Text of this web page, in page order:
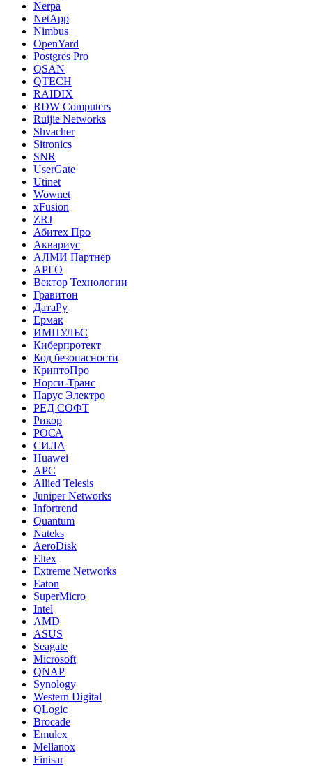
Nerpa
NetApp
Nimbus
OpenYard
Postgres Pro
QSAN
QTECH
RAIDIX
RDW Computers
Ruijie Networks
Shvacher
Sitronics
SNR
UserGate
Utinet
Wownet
xFusion
ZRJ
Абитех Про
Аквариус
АЛМИ Партнер
АРГО
Вектор Технологии
Гравитон
ДатаРу
Ермак
ИМПУЛЬС
Киберпротект
Код безопасности
КриптоПро
Норси-Транс
Парус Электро
РЕД СОФТ
Рикор
РОСА
СИЛА
Huawei
APC
Allied Telesis
Juniper Networks
Infortrend
Quantum
Nateks
AeroDisk
Eltex
Extreme Networks
Eaton
SuperMicro
Intel
AMD
ASUS
Seagate
Microsoft
QNAP
Synology
Western Digital
QLogic
Brocade
Emulex
Mellanox
Finisar